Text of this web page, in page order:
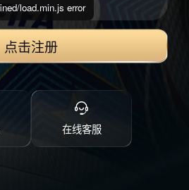
点击注册
在线客服
load.min.js error